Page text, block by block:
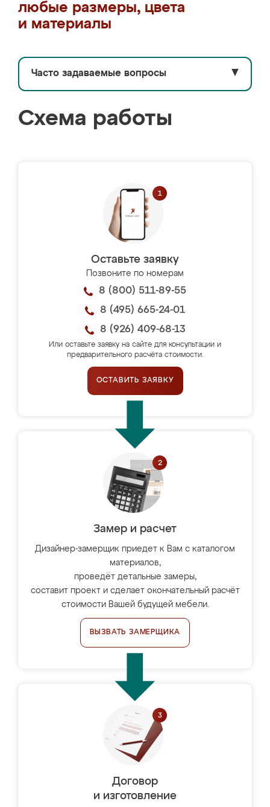
любые размеры, цвета
и материалы
Часто задаваемые вопросы ▼
Схема работы
Оставьте заявку
Позвоните по номерам
8 (800) 511-89-55
8 (495) 665-24-01
8 (926) 409-68-13
Или оставьте заявку на сайте для консультации и
предварительного расчёта стоимости.
ОСТАВИТЬ ЗАЯВКУ
Замер и расчет
Дизайнер-замерщик приедет к Вам с каталогом
материалов,
проведёт детальные замеры,
составит проект и сделает окончательный расчёт
стоимости Вашей будущей мебели.
ВЫЗВАТЬ ЗАМЕРЩИКА
Договор
и изготовление